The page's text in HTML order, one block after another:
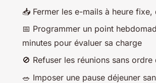
📥 Fermer les e-mails à heure fixe,
📅 Programmer un point
minutes pour évaluer sa charge
🚫 Refuser les réunions sans
🥗 Imposer une pause déjeuner